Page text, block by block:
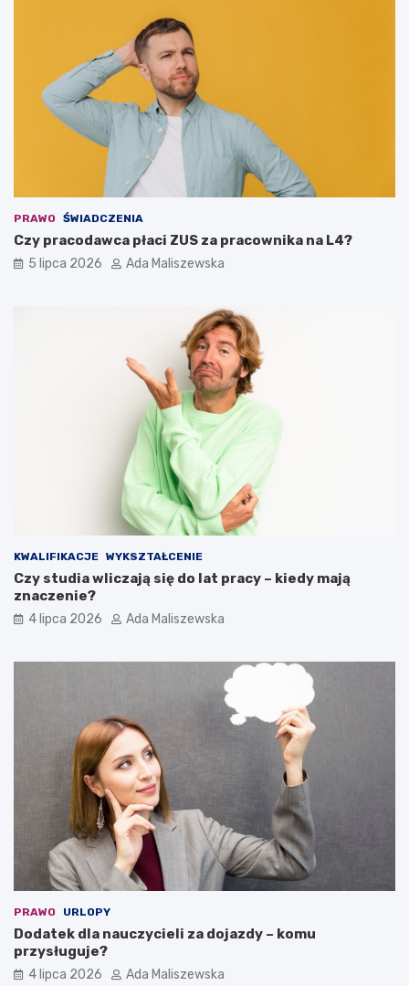
PRAWO ŚWIADCZENIA
Czy pracodawca płaci ZUS za pracownika na L4?
5 lipca 2026 Ada Maliszewska
KWALIFIKACJE WYKSZTAŁCENIE
Czy studia wliczają się do lat pracy – kiedy mają
znaczenie?
4 lipca 2026 Ada Maliszewska
PRAWO URLOPY
Dodatek dla nauczycieli za dojazdy – komu
przysługuje?
4 lipca 2026 Ada Maliszewska